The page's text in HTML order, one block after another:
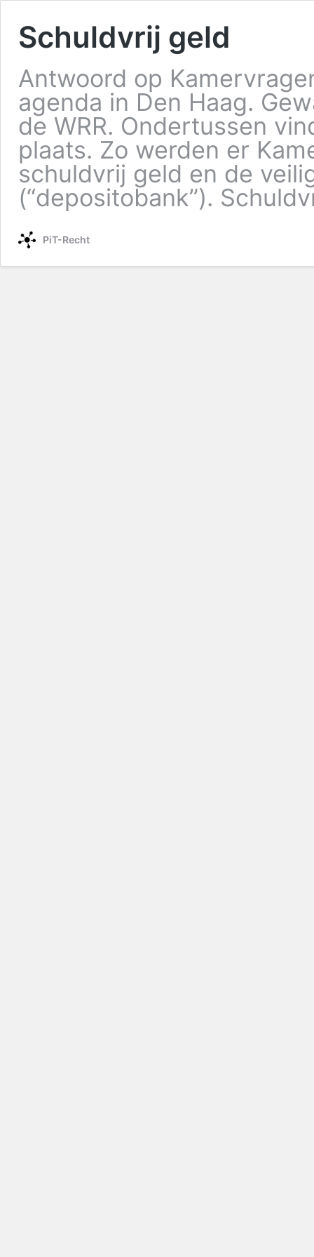
Schuldvrij geld
Antwoord op
agenda in Den Haag.
de WRR. Ondertussen
plaats. Zo werden er
schuldvrij geld en de
(“depositobank”).
PiT-Recht